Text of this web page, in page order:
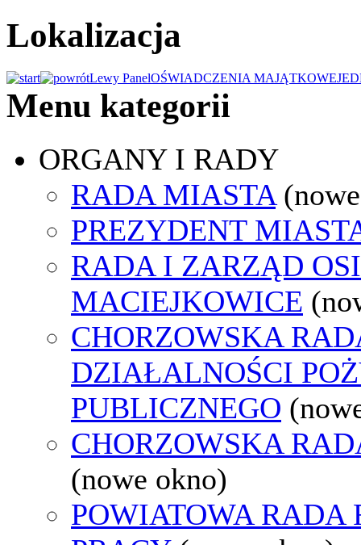
Lokalizacja
Lewy PanelOŚWIADCZENIA MAJĄTKOWE
Menu kategorii
ORGANY I RADY
RADA MIASTA
PREZYDENT
RADA I ZARZĄD
MACIEJKOWICE
CHORZOWSKA
DZIAŁALNOŚCI
PUBLICZNEGO
CHORZOWSKA
(nowe okno)
POWIATOWA RADA